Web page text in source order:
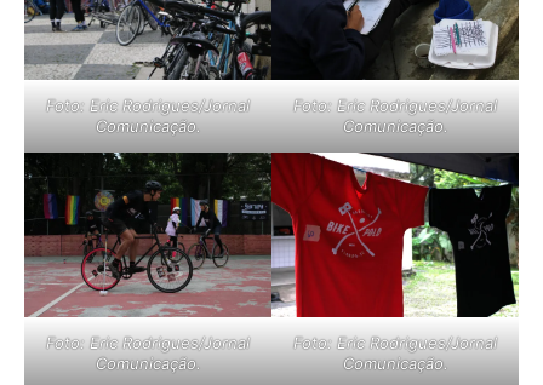
Foto: Eric Rodrigues/Jornal
Comunicação.
Foto: Eric Rodrigues/Jornal
Comunicação.
Foto: Eric Rodrigues/Jornal
Comunicação.
Foto: Eric Rodrigues/Jornal
Comunicação.